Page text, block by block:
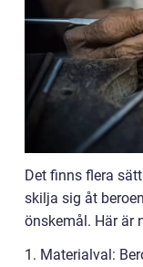
Det finns flera
skilja sig åt
önskemål. Här är
1. Materialval: